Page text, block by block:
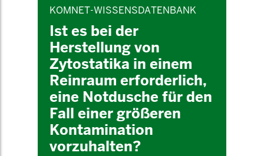
KOMNET-WISSENSDATENBANK
Ist es bei der
Herstellung von
Zytostatika in einem
Reinraum erforderlich,
eine Notdusche für den
Fall einer größeren
Kontamination
vorzuhalten?